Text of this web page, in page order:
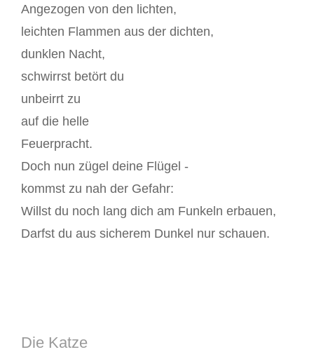
Angezogen von den lichten,
leichten Flammen aus der dichten,
dunklen Nacht,
schwirrst betört du
unbeirrt zu
auf die helle
Feuerpracht.
Doch nun zügel deine Flügel -
kommst zu nah der Gefahr:
Willst du noch lang dich am Funkeln erbauen,
Darfst du aus sicherem Dunkel nur schauen.
Die Katze